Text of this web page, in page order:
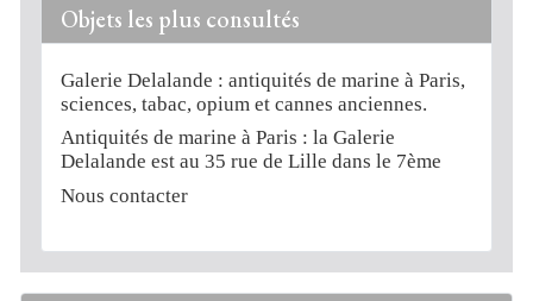
Objets les plus consultés
Galerie Delalande : antiquités de marine à Paris,
sciences, tabac, opium et cannes anciennes.
Antiquités de marine à Paris : la Galerie
Delalande est au 35 rue de Lille dans le 7ème
Nous contacter